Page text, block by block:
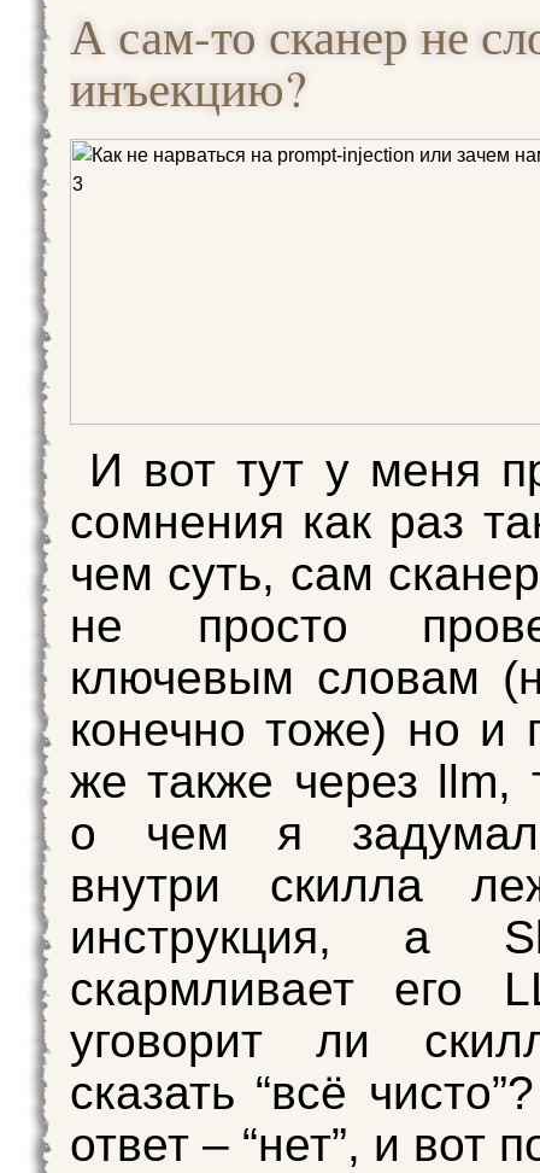
А сам-то сканер не
инъекцию?
И вот тут у меня
сомнения как раз
чем суть, сам
не просто
ключевым словам
конечно тоже) но и
же также через llm,
о чем я
внутри скилла
инструкция, а
скармливает его
уговорит ли
сказать “всё
ответ – “нет”, и вот